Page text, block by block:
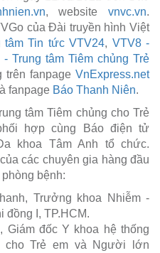
, websitevnvc.vn.
của Đài truyền hình Việt
tâm Tin tức VTV24, VTV8 -
- Trung tâm Tiêm chủng Trẻ
trên fanpage VnExpress.net
fanpage Báo Thanh Niên.
tâm Tiêm chủng cho Trẻ
hợp cùng Báo điện tử
khoa Tâm Anh tổ chức.
các chuyên gia hàng đầu
bệnh:
Trưởng khoa Nhiễm -
đồng I, TP.HCM.
Giám đốc Y khoa hệ thống
cho Trẻ em và Người lớn